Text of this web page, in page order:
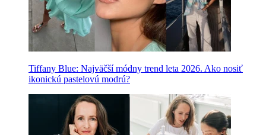
Tiffany Blue: Najväčší módny trend leta 2026. Ako nosiť
ikonickú pastelovú modrú?